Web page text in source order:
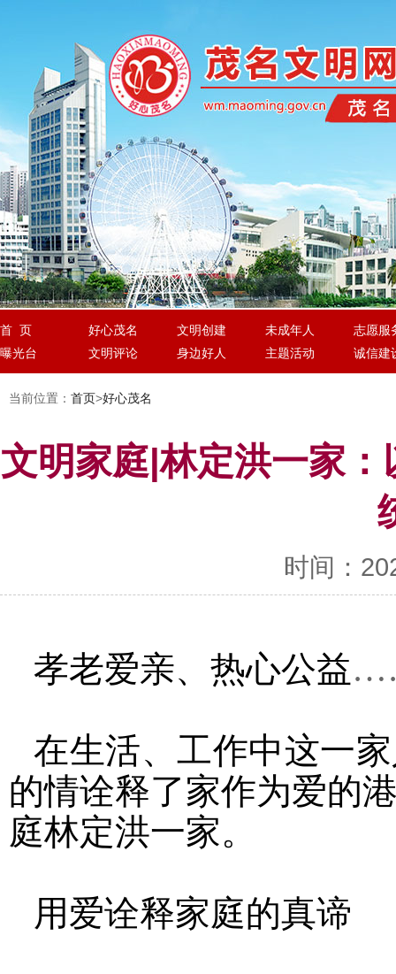
首 页 好心茂名 文明创建 未成年人
志愿服
曝光台
文明评论 身边好人 主题活动 诚信建
当前位置： 首页>好心茂名
文明家庭|林定洪一家
时间：
孝老爱亲、热心公益
在生活、工作中这一
的情诠释了家作为爱的
庭林定洪一家。
用爱诠释家庭的真谛